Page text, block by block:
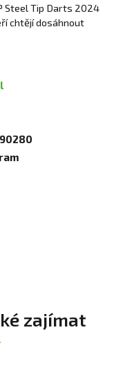
Steel Tip Darts 2024
chtějí dosáhnout
zajímat